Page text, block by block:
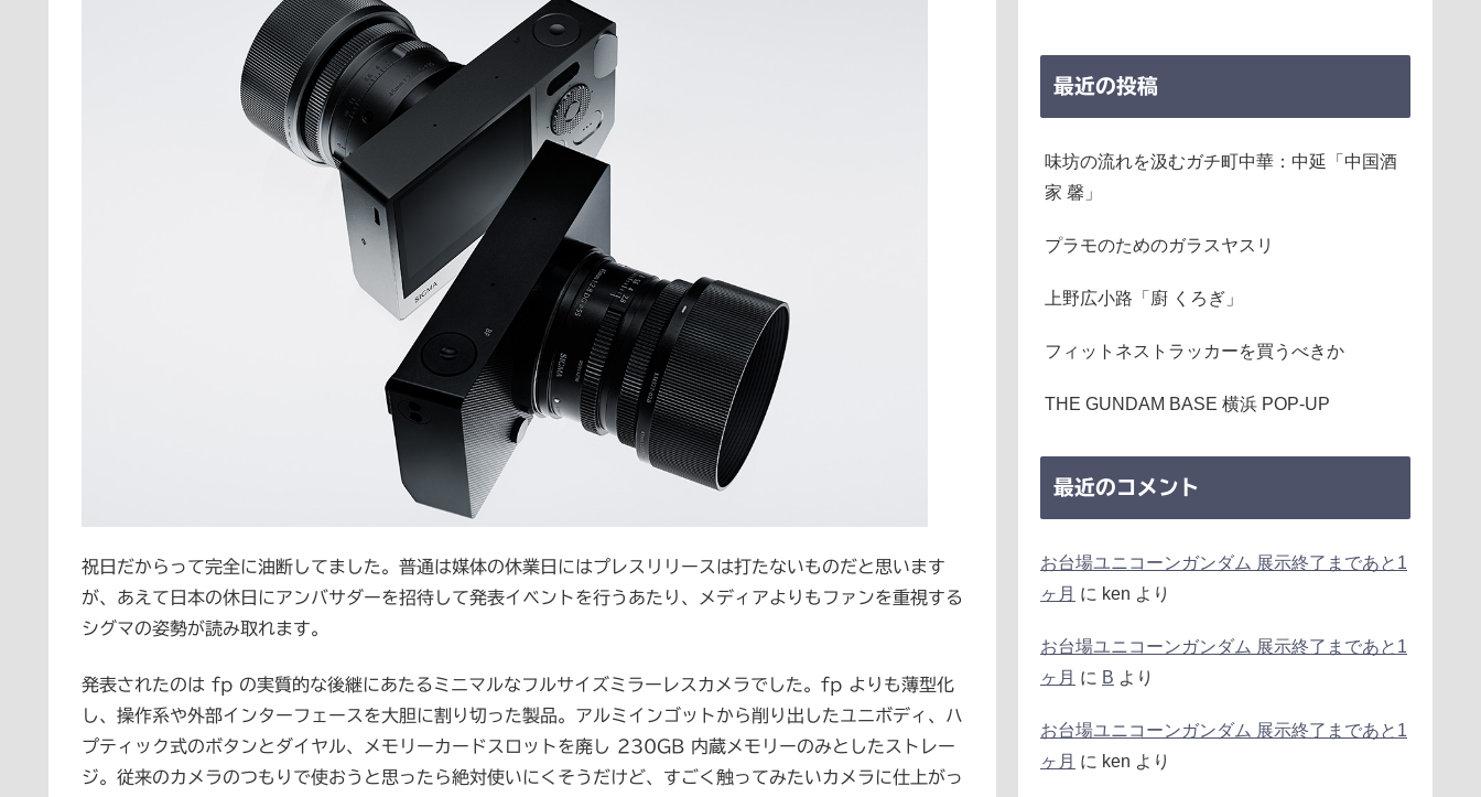
祝日だからって完全に油断してました。普通は媒体の休業日にはプレスリリースは打たないものだと思います
が、あえて日本の休日にアンバサダーを招待して発表イベントを行うあたり、メディアよりもファンを重視する
シグマの姿勢が読み取れます。
発表されたのは fp の実質的な後継にあたるミニマルなフルサイズミラーレスカメラでした。fp よりも薄型化
し、操作系や外部インターフェースを大胆に割り切った製品。アルミインゴットから削り出したユニボディ、ハ
プティック式のボタンとダイヤル、メモリーカードスロットを廃し 230GB 内蔵メモリーのみとしたストレー
ジ。従来のカメラのつもりで使おうと思ったら絶対使いにくそうだけど、すごく触ってみたいカメラに仕上がっ
最近の投稿
味坊の流れを汲むガチ町中華：中延「中国酒
家 馨」
プラモのためのガラスヤスリ
上野広小路「廚 くろぎ」
フィットネストラッカーを買うべきか
THE GUNDAM BASE 横浜 POP-UP
最近のコメント
お台場ユニコーンガンダム 展示終了まであと1
ヶ月 に ken より
お台場ユニコーンガンダム 展示終了まであと1
ヶ月 に B より
お台場ユニコーンガンダム 展示終了まであと1
ヶ月 に ken より